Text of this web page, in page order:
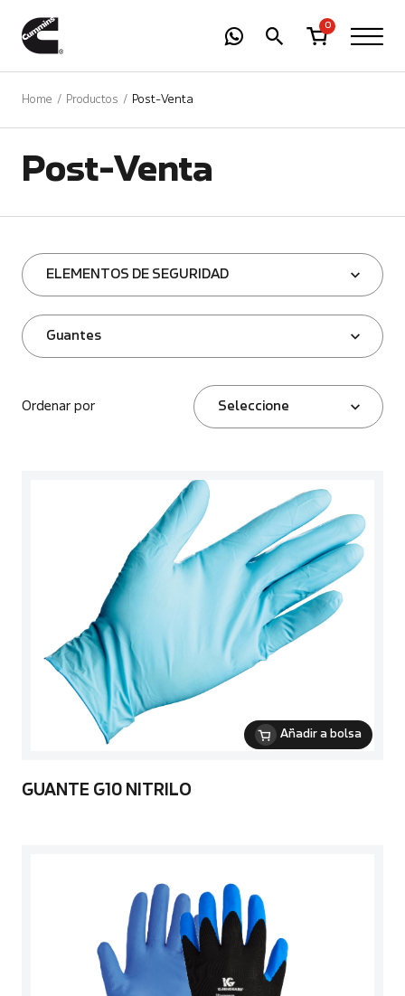
0
Home Productos Post-Venta
Post-Venta
ELEMENTOS DE SEGURIDAD
Guantes
Ordenar por Seleccione
Añadir a bolsa
GUANTE G10 NITRILO